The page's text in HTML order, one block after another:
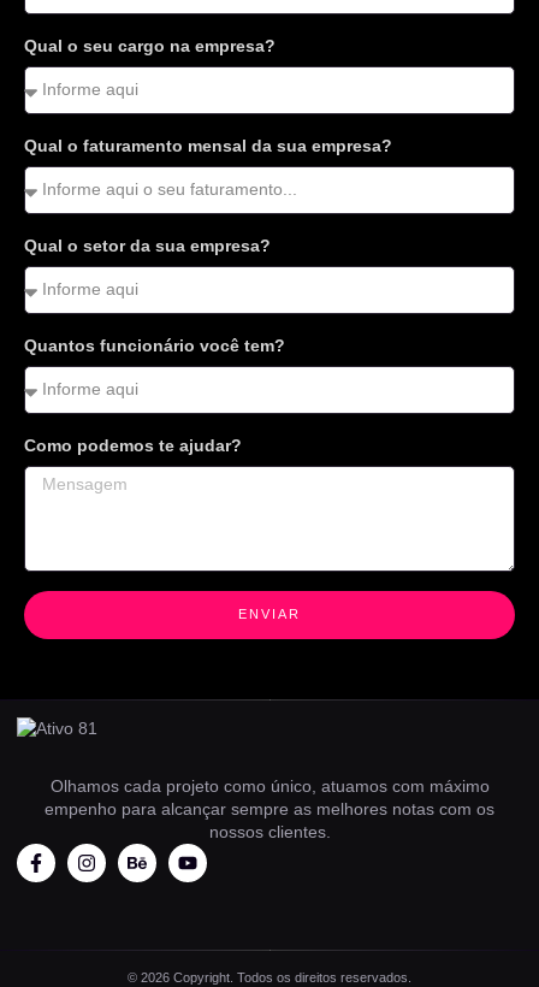
Qual o seu cargo na empresa?
Qual o faturamento mensal da sua empresa?
Qual o setor da sua empresa?
Quantos funcionário você tem?
Como podemos te ajudar?
ENVIAR
Olhamos cada projeto como único, atuamos com máximo
empenho para alcançar sempre as melhores notas com os
nossos clientes.
© 2026 Copyright. Todos os direitos reservados.